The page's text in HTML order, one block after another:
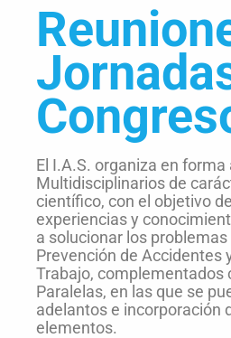
El I.A.S. organiza en
Multidisciplinarios de
científico, con el objetivo
experiencias y
a solucionar los
Prevención de Accidentes
Trabajo, complementados
Paralelas, en las que se
adelantos e incorporación
elementos.